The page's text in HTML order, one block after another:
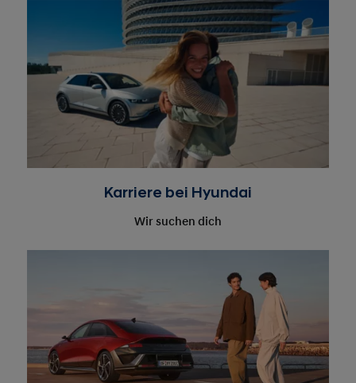
Karriere bei Hyundai
Wir suchen dich
Über Hyundai